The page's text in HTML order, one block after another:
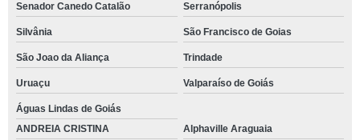
Senador Canedo Catalão Serranópolis
Silvânia São Francisco de Goias
São Joao da Aliança Trindade
Uruaçu Valparaíso de Goiás
Águas Lindas de Goiás
ANDREIA CRISTINA
Alphaville Araguaia